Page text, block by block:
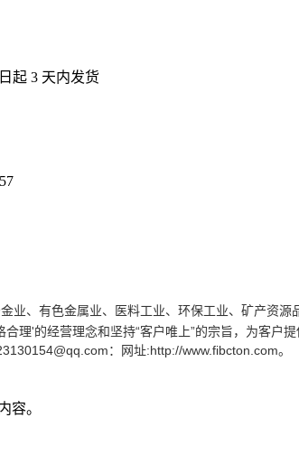
起 3 天内发货
业、有色金属业、医料工业、环保工业、矿产资源
理'的经营理念和坚持“客户唯上”的宗旨，为客户提
：网址:http://www.fibcton.com。
容。